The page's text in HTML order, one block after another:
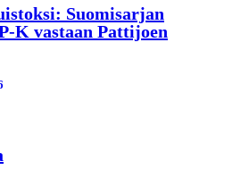
Suomisarjan
K vastaan Pattijoen